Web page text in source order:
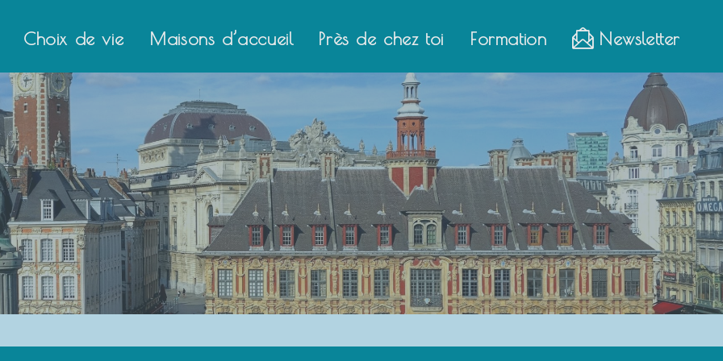
Choix de vie Maisons d’accueil Près de chez toi Formation Newsletter
électronique
électronique